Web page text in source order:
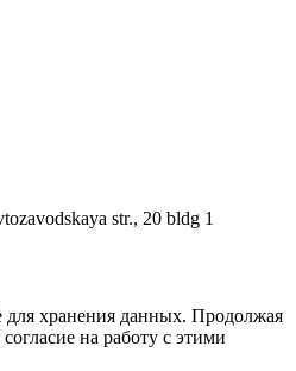
str., 20 bldg 1
для хранения данных. Продолжая
на работу с этими